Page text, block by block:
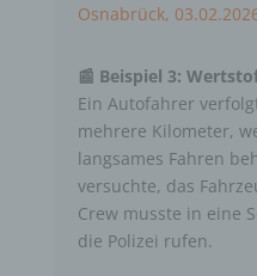
Osnabrück,
📰 Beispiel 3:
Ein Autofahrer
mehrere Kilometer,
langsames Fahren
versuchte, das
Crew musste in eine
die Polizei rufen.